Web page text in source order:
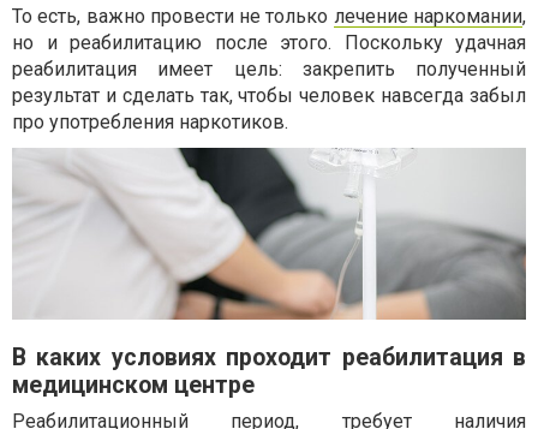
То есть, важно провести не только лечение наркомании,
но и реабилитацию после этого. Поскольку удачная
реабилитация имеет цель: закрепить полученный
результат и сделать так, чтобы человек навсегда забыл
про употребления наркотиков.
В каких условиях проходит реабилитация в
медицинском центре
Реабилитационный период, требует наличия